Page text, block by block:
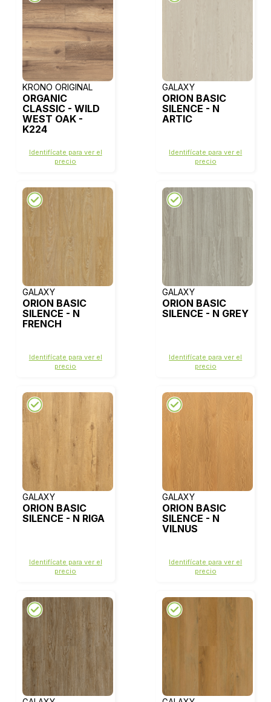
KRONO ORIGINAL
ORGANIC
CLASSIC - WILD
WEST OAK -
K224
Identifícate para ver el
precio
GALAXY
ORION BASIC
SILENCE - N
ARTIC
Identifícate para ver el
precio
GALAXY
ORION BASIC
SILENCE - N
FRENCH
Identifícate para ver el
precio
GALAXY
ORION BASIC
SILENCE - N GREY
Identifícate para ver el
precio
GALAXY
ORION BASIC
SILENCE - N RIGA
Identifícate para ver el
precio
GALAXY
ORION BASIC
SILENCE - N
VILNUS
Identifícate para ver el
precio